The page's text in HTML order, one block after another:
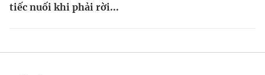
tiếc nuối khi phải rời...